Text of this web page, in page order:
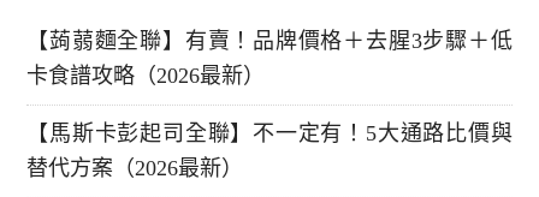
【蒟蒻麵全聯】有賣！品牌價格＋去腥3步驟＋低
卡食譜攻略（2026最新）
【馬斯卡彭起司全聯】不一定有！5大通路比價與
替代方案（2026最新）